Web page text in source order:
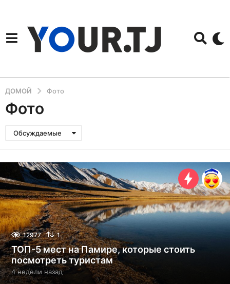
ДОМОЙ Фото
Фото
Обсуждаемые
12977 1
ТОП-5 мест на Памире, которые стоить
посмотреть туристам
4 недели назад4